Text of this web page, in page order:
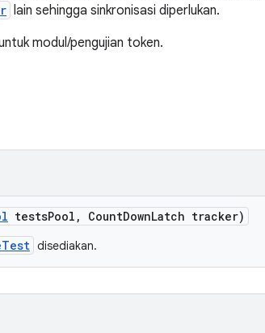
lain sehingga sinkronisasi diperlukan.
modul/pengujian token.
testsPool , CountDownLatch tracker)
disediakan.